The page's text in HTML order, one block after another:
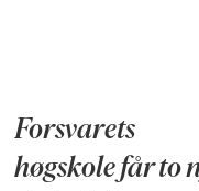
Forsvarets
høgskole får to